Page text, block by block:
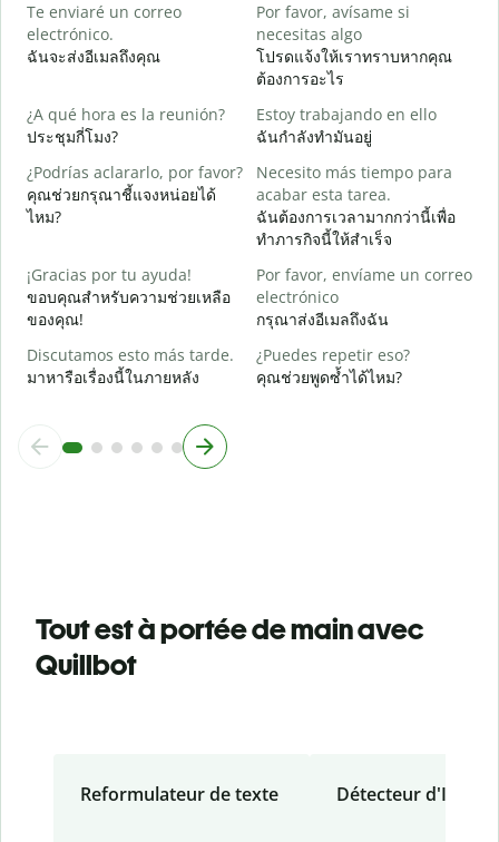
Te enviaré un correo
electrónico.
ฉันจะส่งอีเมลถึงคุณ
Por favor, avísame si
necesitas algo
โปรดแจ้งให้เราทราบหากคุณ
ต้องการอะไร
¿A qué hora es la reunión?
ประชุมกี่โมง?
Estoy trabajando en ello
ฉันกำลังทำมันอยู่
¿Podrías aclararlo, por favor?
คุณช่วยกรุณาชี้แจงหน่อยได้
ไหม?
Necesito más tiempo para
acabar esta tarea.
ฉันต้องการเวลามากกว่านี้เพื่อ
ทำภารกิจนี้ให้สำเร็จ
¡Gracias por tu ayuda!
ขอบคุณสำหรับความช่วยเหลือ
ของคุณ!
Por favor, envíame un correo
electrónico
กรุณาส่งอีเมลถึงฉัน
Discutamos esto más tarde.
มาหารือเรื่องนี้ในภายหลัง
¿Puedes repetir eso?
คุณช่วยพูดซ้ำได้ไหม?
Tout est à portée de main avec
Quillbot
Reformulateur de texte Détecteur d'IA